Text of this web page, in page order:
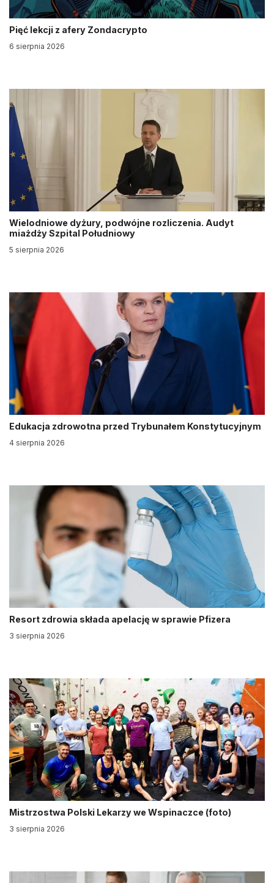
Pięć lekcji z afery Zondacrypto
6 sierpnia 2026
Wielodniowe dyżury, podwójne rozliczenia. Audyt
miażdży Szpital Południowy
5 sierpnia 2026
Edukacja zdrowotna przed Trybunałem Konstytucyjnym
4 sierpnia 2026
Resort zdrowia składa apelację w sprawie Pfizera
3 sierpnia 2026
Mistrzostwa Polski Lekarzy we Wspinaczce (foto)
3 sierpnia 2026